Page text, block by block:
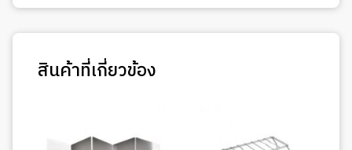
สินค้าที่เกี่ยวข้อง